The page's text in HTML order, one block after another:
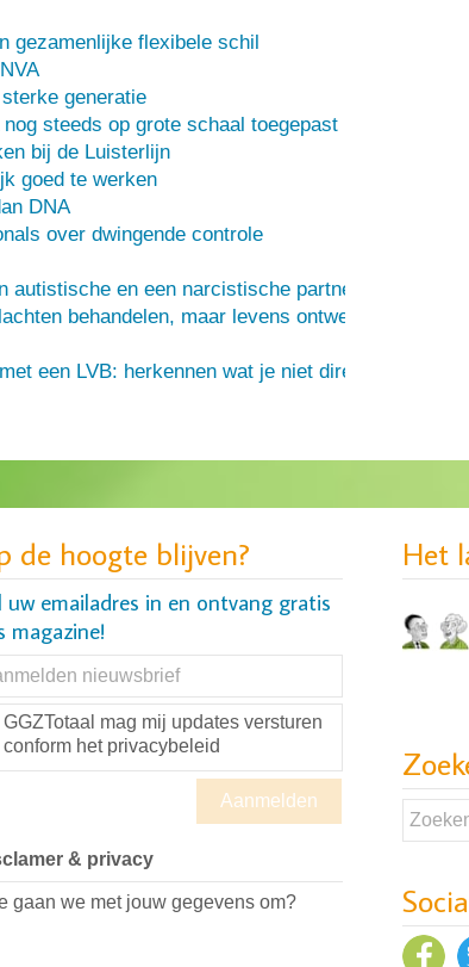
gezamenlijke flexibele schil
generatie
steeds op grote schaal toegepast
bij de Luisterlijn
goed te werken
DNA
over dwingende controle
autistische en een narcistische partner
behandelen, maar levens ontwerpen
een LVB: herkennen wat je niet direct ziet
de hoogte blijven?
uw emailadres in en ontvang gratis
magazine!
GGZTotaal mag mij updates versturen
conform het privacybeleid
& privacy
gaan we met jouw gegevens om?
Het